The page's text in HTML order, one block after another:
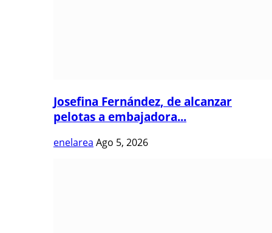
Josefina Fernández, de alcanzar
pelotas a embajadora...
enelarea Ago 5, 2026